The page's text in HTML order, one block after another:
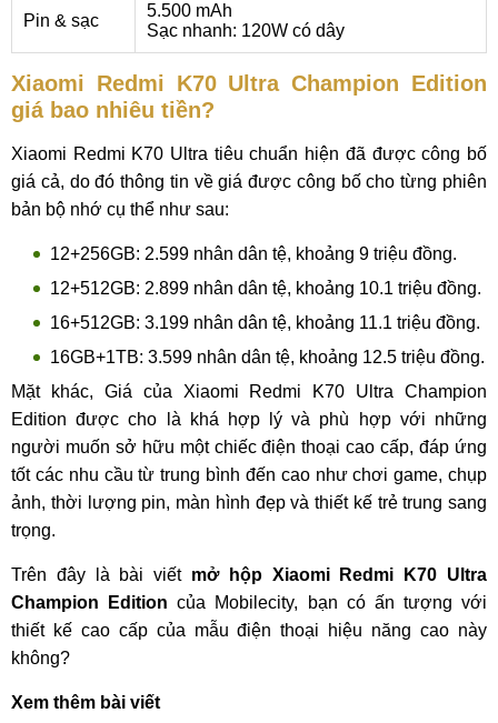
Pin & sạc
5.500 mAh
Sạc nhanh: 120W có dây
Xiaomi Redmi K70 Ultra Champion Edition
giá bao nhiêu tiền?
Xiaomi Redmi K70 Ultra tiêu chuẩn hiện đã được công bố
giá cả, do đó thông tin về giá được công bố cho từng phiên
bản bộ nhớ cụ thể như sau:
12+256GB: 2.599 nhân dân tệ, khoảng 9 triệu đồng.
12+512GB: 2.899 nhân dân tệ, khoảng 10.1 triệu đồng.
16+512GB: 3.199 nhân dân tệ, khoảng 11.1 triệu đồng.
16GB+1TB: 3.599 nhân dân tệ, khoảng 12.5 triệu đồng.
Mặt khác, Giá của Xiaomi Redmi K70 Ultra Champion
Edition được cho là khá hợp lý và phù hợp với những
người muốn sở hữu một chiếc điện thoại cao cấp, đáp ứng
tốt các nhu cầu từ trung bình đến cao như chơi game, chụp
ảnh, thời lượng pin, màn hình đẹp và thiết kế trẻ trung sang
trọng.
Trên đây là bài viết mở hộp Xiaomi Redmi K70 Ultra
Champion Edition của Mobilecity, bạn có ấn tượng với
thiết kế cao cấp của mẫu điện thoại hiệu năng cao này
không?
Xem thêm bài viết